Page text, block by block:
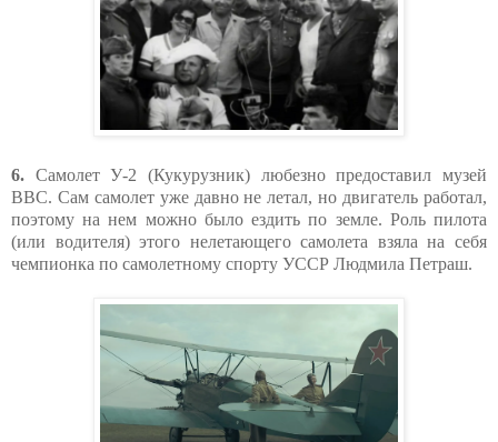
6. Самолет У-2 (Кукурузник) любезно предоставил музей
ВВС. Сам самолет уже давно не летал, но двигатель работал,
поэтому на нем можно было ездить по земле. Роль пилота
(или водителя) этого нелетающего самолета взяла на себя
чемпионка по самолетному спорту УССР Людмила Петраш.